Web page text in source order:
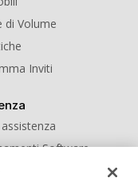
di Volume
Inviti
Software